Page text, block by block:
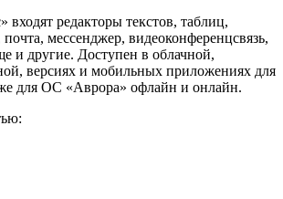
входят редакторы текстов, таблиц,
мессенджер, видеоконференцсвязь,
и другие. Доступен в облачной,
версиях и мобильных приложениях для
для ОС «Аврора» офлайн и онлайн.